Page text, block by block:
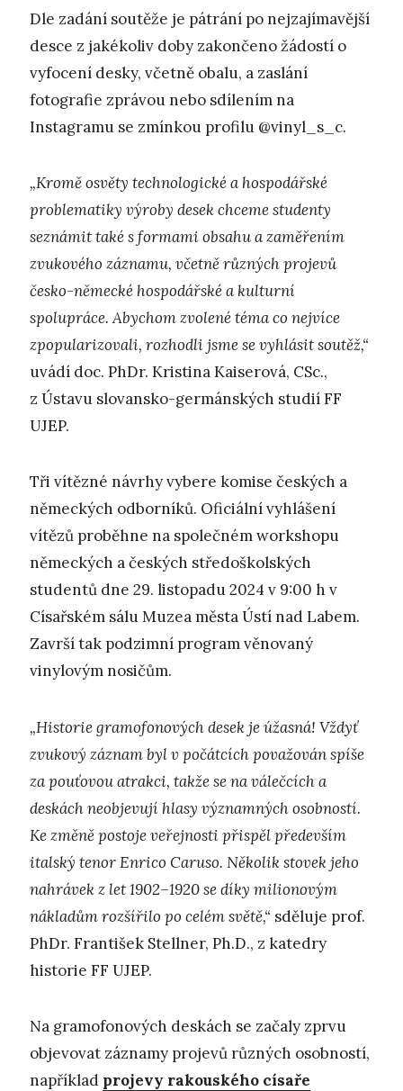
Dle zadání soutěže je pátrání po nejzajímavější
desce z jakékoliv doby zakončeno žádostí o
vyfocení desky, včetně obalu, a zaslání
fotografie zprávou nebo sdílením na
Instagramu se zmínkou profilu @vinyl_s_c.
„Kromě osvěty technologické a hospodářské
problematiky výroby desek chceme studenty
seznámit také s formami obsahu a zaměřením
zvukového záznamu, včetně různých projevů
česko-německé hospodářské a kulturní
spolupráce. Abychom zvolené téma co nejvíce
zpopularizovali, rozhodli jsme se vyhlásit soutěž,“
uvádí doc. PhDr. Kristina Kaiserová, CSc.,
z Ústavu slovansko-germánských studií FF
UJEP.
Tři vítězné návrhy vybere komise českých a
německých odborníků. Oficiální vyhlášení
vítězů proběhne na společném workshopu
německých a českých středoškolských
studentů dne 29. listopadu 2024 v 9:00 h v
Císařském sálu Muzea města Ústí nad Labem.
Završí tak podzimní program věnovaný
vinylovým nosičům.
„Historie gramofonových desek je úžasná! Vždyť
zvukový záznam byl v počátcích považován spíše
za pouťovou atrakci, takže se na válečcích a
deskách neobjevují hlasy významných osobností.
Ke změně postoje veřejnosti přispěl především
italský tenor Enrico Caruso. Několik stovek jeho
nahrávek z let 1902–1920 se díky milionovým
nákladům rozšířilo po celém světě,“ sděluje prof.
PhDr. František Stellner, Ph.D., z katedry
historie FF UJEP.
Na gramofonových deskách se začaly zprvu
objevovat záznamy projevů různých osobností,
například projevy rakouského císaře